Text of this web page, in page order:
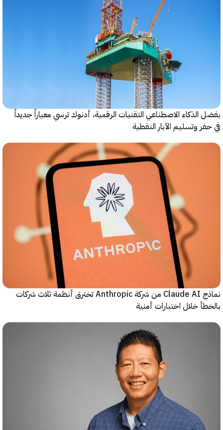
الاصطناعي التقنيات الرقمية، أدنوك ترسي معياراً جديداً
وتسليم الآبار النقطية
نماذج Claude AI من شركة Anthropic تخترق أنظمة ثلاث شركات
خلال اختبارات أمنية